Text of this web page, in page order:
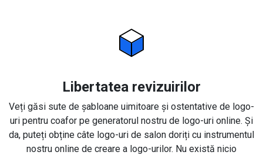
Libertatea revizuirilor
Veți găsi sute de șabloane uimitoare și ostentative de logo-
uri pentru coafor pe generatorul nostru de logo-uri online. Și
da, puteți obține câte logo-uri de salon doriți cu instrumentul
nostru online de creare a logo-urilor. Nu există nicio